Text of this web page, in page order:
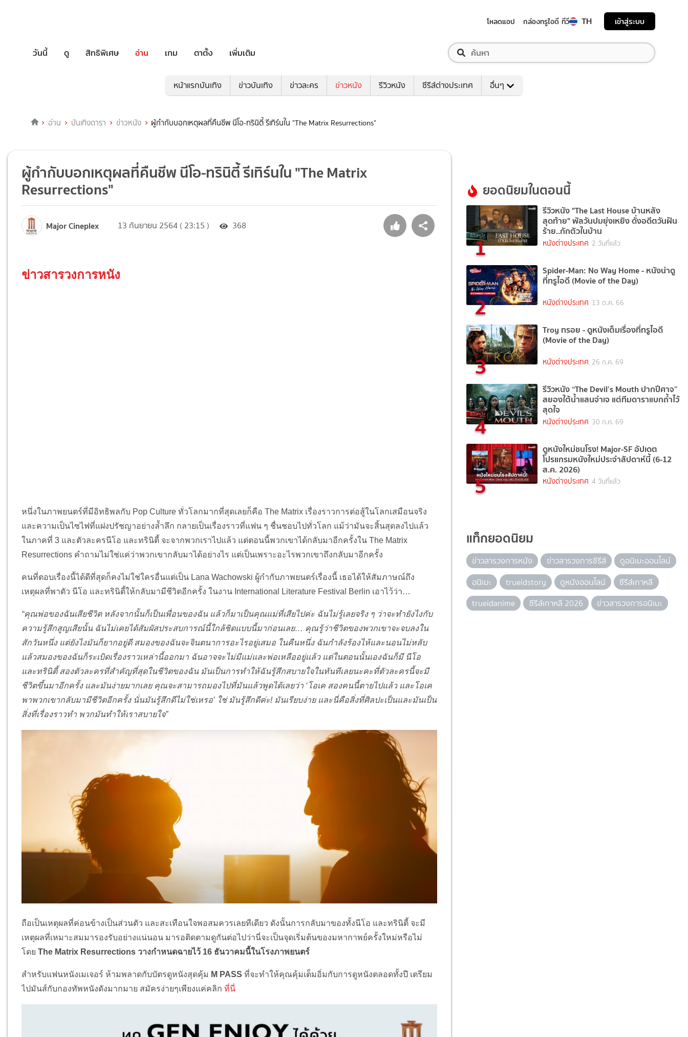
โหลดแอป กล่องทรูไอดี ทีวี TH เข้าสู่ระบบ
วันนี้ ดู สิทธิพิเศษ อ่าน เกม ตาตั้ง เพิ่มเติม
หน้าแรกบันเทิง ข่าวบันเทิง ข่าวละคร ข่าวหนัง รีวิวหนัง ซีรีส์ต่างประเทศ อื่นๆ
อ่าน บันเทิงดารา ข่าวหนัง ผู้กำกับบอกเหตุผลที่คืนชีพ นีโอ-ทรินิตี้ รีเทิร์นใน "The Matrix Resurrections"
ผู้กำกับบอกเหตุผลที่คืนชีพ นีโอ-ทรินิตี้ รีเทิร์นใน "The Matrix
Resurrections"
Major Cineplex 13 กันยายน 2564 ( 23:15 ) 368
ข่าวสารวงการหนัง
หนึ่งในภาพยนตร์ที่มีอิทธิพลกับ Pop Culture ทั่วโลกมากที่สุดเลยก็คือ The Matrix เรื่องราวการต่อสู้ในโลกเสมือนจริง
และความเป็นไซไฟที่แฝงปรัชญาอย่างล้ำลึก กลายเป็นเรื่องราวที่แฟน ๆ ชื่นชอบไปทั่วโลก แม้ว่ามันจะสิ้นสุดลงไปแล้ว
ในภาคที่ 3 และตัวละครนีโอ และทรินิตี้ จะจากพวกเราไปแล้ว แต่ตอนนี้พวกเขาได้กลับมาอีกครั้งใน The Matrix
Resurrections คำถามไม่ใช่แค่ว่าพวกเขากลับมาได้อย่างไร แต่เป็นเพราะอะไรพวกเขาถึงกลับมาอีกครั้ง
คนที่ตอบเรื่องนี้ได้ดีที่สุดก็คงไม่ใช่ใครอื่นแต่เป็น Lana Wachowski ผู้กำกับภาพยนตร์เรื่องนี้ เธอได้ให้สัมภาษณ์ถึง
เหตุผลที่พาตัว นีโอ และทรินิตี้ให้กลับมามีชีวิตอีกครั้ง ในงาน International Literature Festival Berlin เอาไว้ว่า…
“คุณพ่อของฉันเสียชีวิต หลังจากนั้นก็เป็นเพื่อนของฉัน แล้วก็มาเป็นคุณแม่ที่เสียไปค่ะ ฉันไม่รู้เลยจริง ๆ ว่าจะทำยังไงกับ
ความรู้สึกสูญเสียนั้น ฉันไม่เคยได้สัมผัสประสบการณ์นี้ใกล้ชิดแบบนี้มาก่อนเลย… คุณรู้ว่าชีวิตของพวกเขาจะจบลงใน
สักวันหนึ่ง แต่ยังไงมันก็ยากอยู่ดี สมองของฉันจะจินตนาการอะไรอยู่เสมอ ในคืนหนึ่ง ฉันกำลังร้องไห้และนอนไม่หลับ
แล้วสมองของฉันก็ระเบิดเรื่องราวเหล่านี้ออกมา ฉันอาจจะไม่มีแม่และพ่อเหลืออยู่แล้ว แต่ในตอนนั้นเองฉันก็มี นีโอ
และทรินิตี้ สองตัวละครที่สำคัญที่สุดในชีวิตของฉัน มันเป็นการทำให้ฉันรู้สึกสบายใจในทันทีเลยนะคะที่ตัวละครนี้จะมี
ชีวิตขึ้นมาอีกครั้ง และมันง่ายมากเลย คุณจะสามารถมองไปที่มันแล้วพูดได้เลยว่า ‘โอเค สองคนนี้ตายไปแล้ว และโอเค
พาพวกเขากลับมามีชีวิตอีกครั้ง นั่นมันรู้สึกดีไม่ใช่เหรอ’ ใช่ มันรู้สึกดีค่ะ! มันเรียบง่าย และนี่คือสิ่งที่ศิลปะเป็นและมันเป็น
สิ่งที่เรื่องราวทำ พวกมันทำให้เราสบายใจ”
ถือเป็นเหตุผลที่ค่อนข้างเป็นส่วนตัว และสะเทือนใจพอสมควรเลยทีเดียว ดังนั้นการกลับมาของทั้งนีโอ และทรินิตี้ จะมี
เหตุผลที่เหมาะสมมารองรับอย่างแน่นอน มารอติดตามดูกันต่อไปว่านี่จะเป็นจุดเริ่มต้นของมหากาพย์ครั้งใหม่หรือไม่
โดยThe Matrix Resurrections วางกำหนดฉายไว้ 16 ธันวาคมนี้ในโรงภาพยนตร์
สำหรับแฟนหนังเมเจอร์ ห้ามพลาดกับบัตรดูหนังสุดคุ้ม M PASSที่จะทำให้คุณคุ้มเต็มอิ่มกับการดูหนังตลอดทั้งปี เตรียม
ไปมันส์กับกองทัพหนังดังมากมาย สมัครง่ายๆเพียงแค่คลิกที่นี่
ยอดนิยมในตอนนี้
1
รีวิวหนัง "The Last House บ้านหลัง
สุดท้าย" พัลวันปมยุ่งเหยิง ดั่งอดีตวันฝัน
ร้าย..กักตัวในบ้าน
หนังต่างประเทศ 2 วันที่แล้ว
2
Spider-Man: No Way Home - หนังน่าดู
ที่ทรูไอดี (Movie of the Day)
หนังต่างประเทศ 13 ต.ค. 66
3
Troy ทรอย - ดูหนังเต็มเรื่องที่ทรูไอดี
(Movie of the Day)
หนังต่างประเทศ 26 ก.ค. 69
4
รีวิวหนัง “The Devil’s Mouth ปากปีศาจ”
สยองใต้น้ำแสนจำเจ แต่ทีมดาราแบกถ้ำไว้
สุดใจ
หนังต่างประเทศ 30 ก.ค. 69
5
ดูหนังใหม่ชนโรง! Major-SF อัปเดต
โปรแกรมหนังใหม่ประจำสัปดาห์นี้ (6-12
ส.ค. 2026)
หนังต่างประเทศ 4 วันที่แล้ว
แท็กยอดนิยม
ข่าวสารวงการหนัง ข่าวสารวงการซีรีส์
ดูอนิเมะออนไลน์
อนิเมะ
trueidstory ดูหนังออนไลน์
ซีรีส์เกาหลี
trueidanime
ซีรีส์เกาหลี 2026 ข่าวสารวงการอนิเมะ